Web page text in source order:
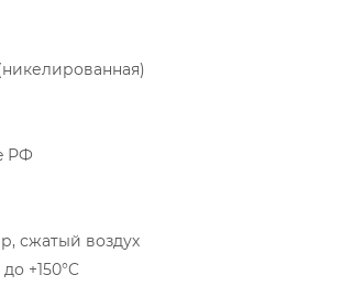
РФ
сжатый воздух
+150°C